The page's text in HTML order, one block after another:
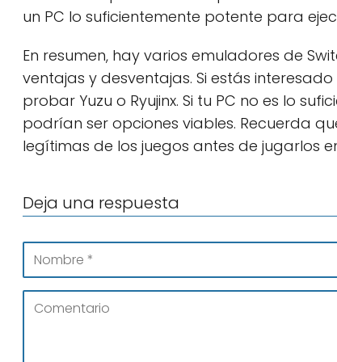
un PC lo suficientemente potente para
En resumen, hay varios emuladores de
ventajas y desventajas. Si estás
probar Yuzu o Ryujinx. Si tu PC no es lo
podrían ser opciones viables. Recuerda
legítimas de los juegos antes de jugarlos
Deja una respuesta